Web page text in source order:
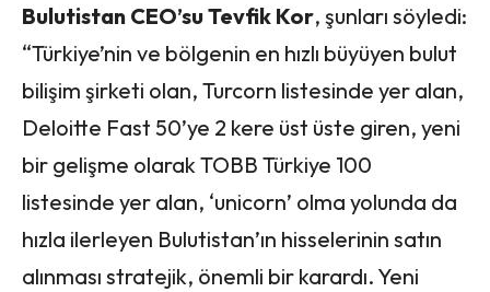
Bulutistan CEO’su Tevfik Kor, şunları söyledi:
“Türkiye’nin ve bölgenin en hızlı büyüyen bulut
bilişim şirketi olan, Turcorn listesinde yer alan,
Deloitte Fast 50’ye 2 kere üst üste giren, yeni
bir gelişme olarak TOBB Türkiye 100
listesinde yer alan, ‘unicorn’ olma yolunda da
hızla ilerleyen Bulutistan’ın hisselerinin satın
alınması stratejik, önemli bir karardı. Yeni